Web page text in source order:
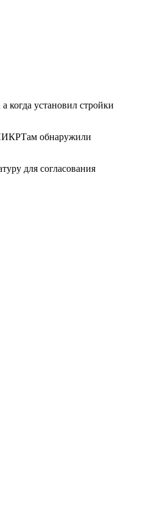
когда установил стройки
обнаружили
для согласования